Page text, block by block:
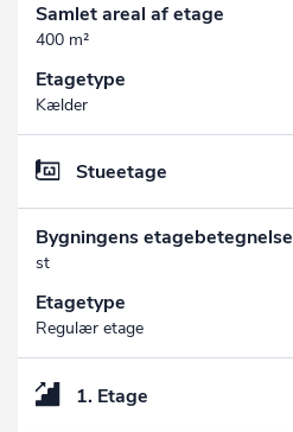
Samlet areal af etage
400 m²
Etagetype
Kælder
Stueetage
Bygningens etagebetegnelse
st
Etagetype
Regulær etage
1. Etage